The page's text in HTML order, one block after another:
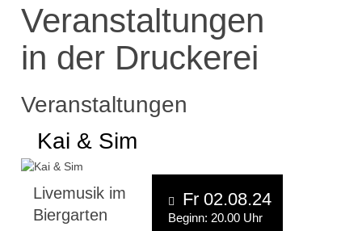
Veranstaltungen
in der Druckerei
Veranstaltungen
Kai & Sim
Livemusik im
Biergarten
Fr 02.08.24
Beginn: 20.00 Uhr